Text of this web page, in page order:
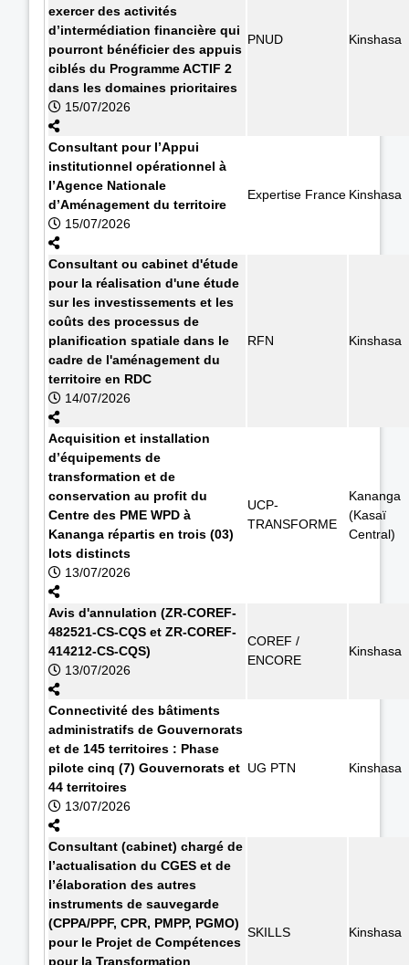
exercer des activités
d’intermédiation financière qui
pourront bénéficier des appuis
ciblés du Programme ACTIF 2
dans les domaines prioritaires
15/07/2026
PNUD Kinshasa
Consultant pour l’Appui
institutionnel opérationnel à
l’Agence Nationale
d’Aménagement du territoire
15/07/2026
Expertise France Kinshasa
Consultant ou cabinet d'étude
pour la réalisation d'une étude
sur les investissements et les
coûts des processus de
planification spatiale dans le
cadre de l'aménagement du
territoire en RDC
14/07/2026
RFN Kinshasa
Acquisition et installation
d’équipements de
transformation et de
conservation au profit du
Centre des PME WPD à
Kananga répartis en trois (03)
lots distincts
13/07/2026
UCP-
TRANSFORME
Kananga
(Kasaï
Central)
Avis d'annulation (ZR-COREF-
482521-CS-CQS et ZR-COREF-
414212-CS-CQS)
13/07/2026
COREF /
ENCORE
Kinshasa
Connectivité des bâtiments
administratifs de Gouvernorats
et de 145 territoires : Phase
pilote cinq (7) Gouvernorats et
44 territoires
13/07/2026
UG PTN Kinshasa
Consultant (cabinet) chargé de
l’actualisation du CGES et de
l’élaboration des autres
instruments de sauvegarde
(CPPA/PPF, CPR, PMPP, PGMO)
pour le Projet de Compétences
pour la Transformation
SKILLS Kinshasa